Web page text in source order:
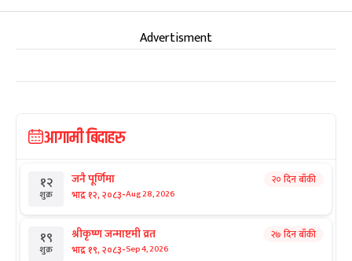
Advertisment
आगामी बिदाहरु
१२
शुक्र
जनै पूर्णिमा
भाद्र १२, २०८३-Aug 28, 2026
२० दिन बाँकी
१९
शुक्र
श्रीकृष्ण जन्माष्टमी व्रत
भाद्र १९, २०८३-Sep 4, 2026
२७ दिन बाँकी